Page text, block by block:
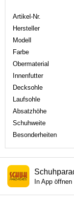
Artikel-Nr.
Hersteller
Modell
Farbe
Obermaterial
Innenfutter
Decksohle
Laufsohle
Absatzhöhe
Schuhweite
Besonderheiten
In App öffnen